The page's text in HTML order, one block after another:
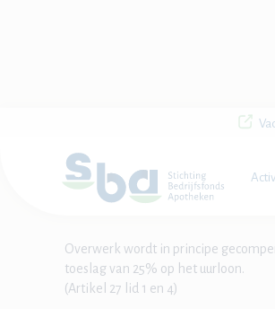
Home  CAO  Hoe wordt overwerk
Hoe wordt
Overwerk wordt in principe
toeslag van 25% op het uurloon.
(Artikel 27 lid 1 en 4)